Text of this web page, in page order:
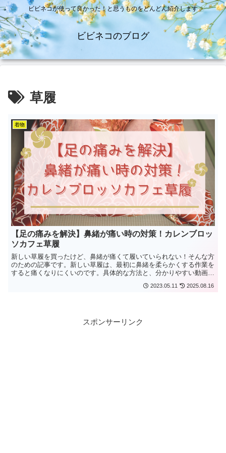
ビビネコが使って良かった！と思うものをどんどん紹介します
ビビネコのブログ
草履
着物
【足の痛みを解決】鼻緒が痛い時の対策！カレンブロッ
ソカフェ草履
新しい草履を買ったけど、鼻緒が痛くて履いていられない！そんな方
のための記事です。新しい草履は、最初に鼻緒を柔らかくする作業を
すると痛くなりにくいのです。具体的な方法と、分かりやすい動画を
2023.05.11 2025.08.16
スポンサーリンク